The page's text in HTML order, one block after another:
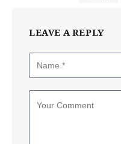
LEAVE A REPLY